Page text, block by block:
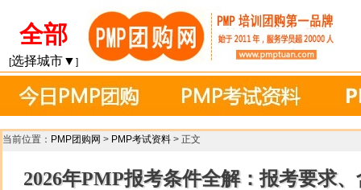
全部
[选择城市▼ ]
当前位置： PMP团购网 > PMP考试资料 > 正文
2026年PMP报考条件全解：报考要求